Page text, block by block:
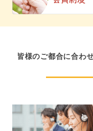
皆様のご都合に合わ